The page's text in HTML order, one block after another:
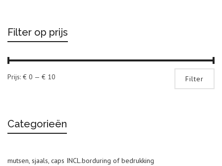
Filter op prijs
Filter
Prijs: € 0 — € 10
Categorieën
mutsen, sjaals, caps INCL.borduring of bedrukking